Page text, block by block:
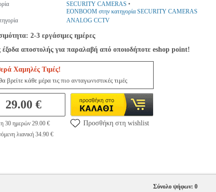
SECURITY CAMERAS •
EONBOOM στην κατηγορία SECURITY CAMERAS
ANALOG CCTV
2-3 εργάσιμες ημέρες
έξοδα αποστολής για παραλαβή από οποιοδήποτε eshop point!
Χαμηλές Τιμές!
βρείτε κάθε μέρα τις πιο ανταγωνιστικές τιμές
29.00 €
30 ημερών 29.00 €
λιανική 34.90 €
Προσθήκη στη wishlist
Σύνολο ψήφων: 0